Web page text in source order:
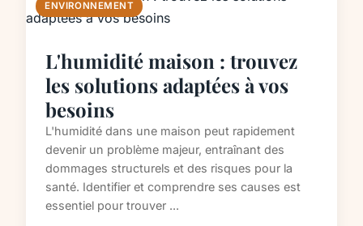
ENVIRONNEMENT
L'humidité maison : trouvez
les solutions adaptées à vos
besoins
L'humidité dans une maison peut rapidement
devenir un problème majeur, entraînant des
dommages structurels et des risques pour la
santé. Identifier et comprendre ses causes est
essentiel pour trouver ...